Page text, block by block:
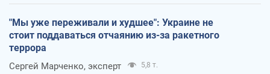
"Мы уже переживали и худшее": Украине не
стоит поддаваться отчаянию из-за ракетного
террора
Сергей Марченко, эксперт 5,8 т.